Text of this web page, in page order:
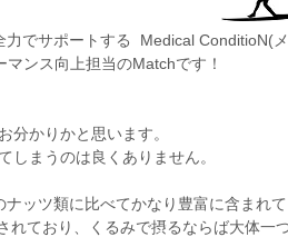
でサポートする  Medical ConditioN(メ
ンス向上担当のMatchです！
分かりかと思います。
しまうのは良くありません。
ッツ類に比べてかなり豊富に含まれて
れており、くるみで摂るならば大体一